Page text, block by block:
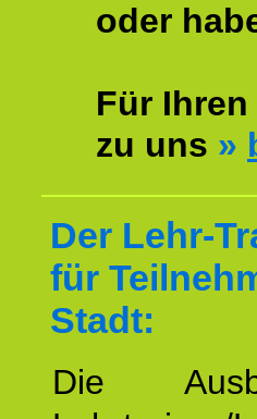
oder
Für
zu uns »
Der Lehr-
für
Stadt:
Die